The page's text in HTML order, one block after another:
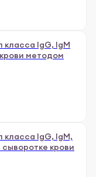
IgG, IgM
методом
IgG, IgM,
крови